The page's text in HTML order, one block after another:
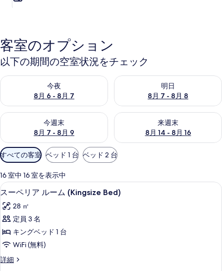
ギ
ャ
ラ
ー
客室のオプション
以下の期間の空室状況をチェック
今夜
8月 6 - 8月 7
今夜 8月 6 - 8月 7 の空室状況をチェック
明日
8月 7 - 8月 8
明日 8月 7 - 8月 8 の空室状況
今週末
8月 7 - 8月 9
今週末 8月 7 - 8月 9 の空室状況をチェック
来週末
8月 14 - 8月 16
来週末 8月 14 - 8月 16 の空室
利
用
可
能
な
客
室
の
り
込
すべての客室 ベッド 1 台 ベッド 2 台
16 室中 16 室を表示中
ス
ー
ペ
リ
ア
ー
スーペリア ルーム (Kingsize Bed) |
3
スーペリア ルーム (Kingsize Bed)
28 ㎡
定員 3 名
キングベッド 1 台
WiFi (無料)
詳細
ス